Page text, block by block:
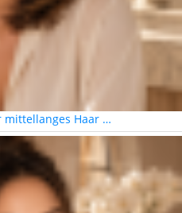
mittellanges Haar …